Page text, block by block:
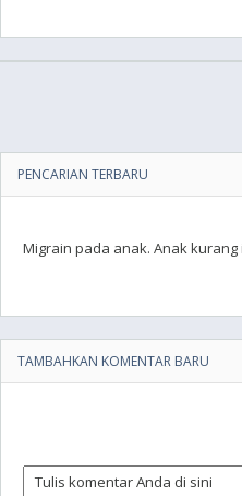
PENCARIAN TERBARU
Migrain pada anak. Anak kurang
TAMBAHKAN KOMENTAR BARU